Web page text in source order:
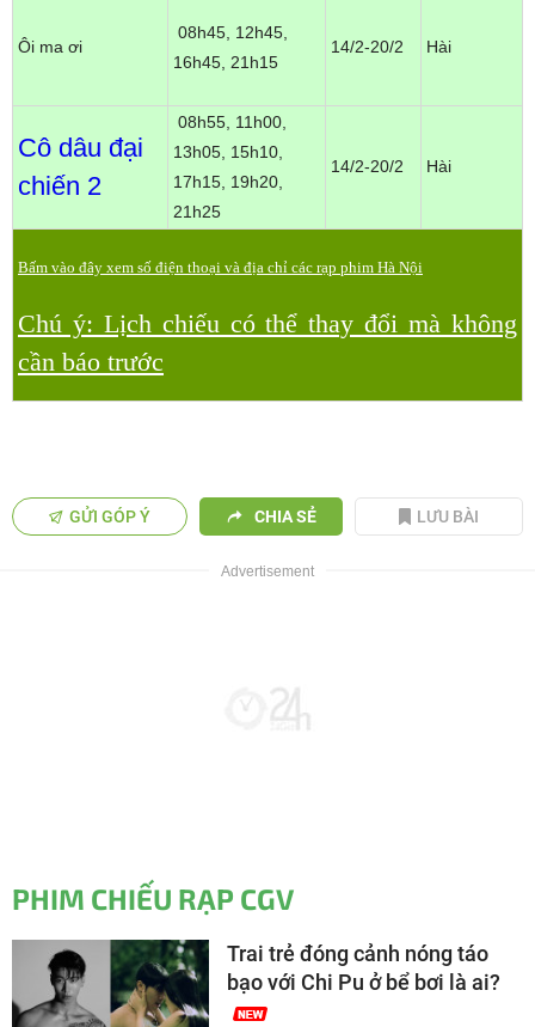
Ôi ma ơi
08h45, 12h45,
16h45, 21h15
14/2-20/2 Hài
Cô dâu đại
chiến 2
08h55, 11h00,
13h05, 15h10,
17h15, 19h20,
21h25
14/2-20/2 Hài
Bấm vào đây xem số điện thoại và địa chỉ các rạp phim Hà Nội
Chú ý: Lịch chiếu có thể thay đổi mà không
cần báo trước
GỬI GÓP Ý CHIA SẺ LƯU BÀI
PHIM CHIẾU RẠP CGV
Trai trẻ đóng cảnh nóng táo
bạo với Chi Pu ở bể bơi là ai?